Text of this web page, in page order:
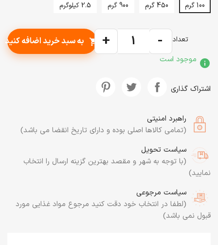
100 گرم 450 گرم 900 گرم 2.5 کیلوگرم
تعداد -
+
shopping_cart به سبد خرید اضافه کنید
info موجود است
اشتراک گذاری
راهبرد امنیتی
(تمامی کالاها اصلی بوده و دارای تاریخ انقضا می باشد)
سیاست تحویل
(با توجه به شهر و مقصد بهترین گزینه ارسال را انتخاب
نمایید)
سیاست مرجوعی
(لطفا در انتخاب خود دقت کنید مرجوع مواد غذایی مورد
قبول نمی باشد)